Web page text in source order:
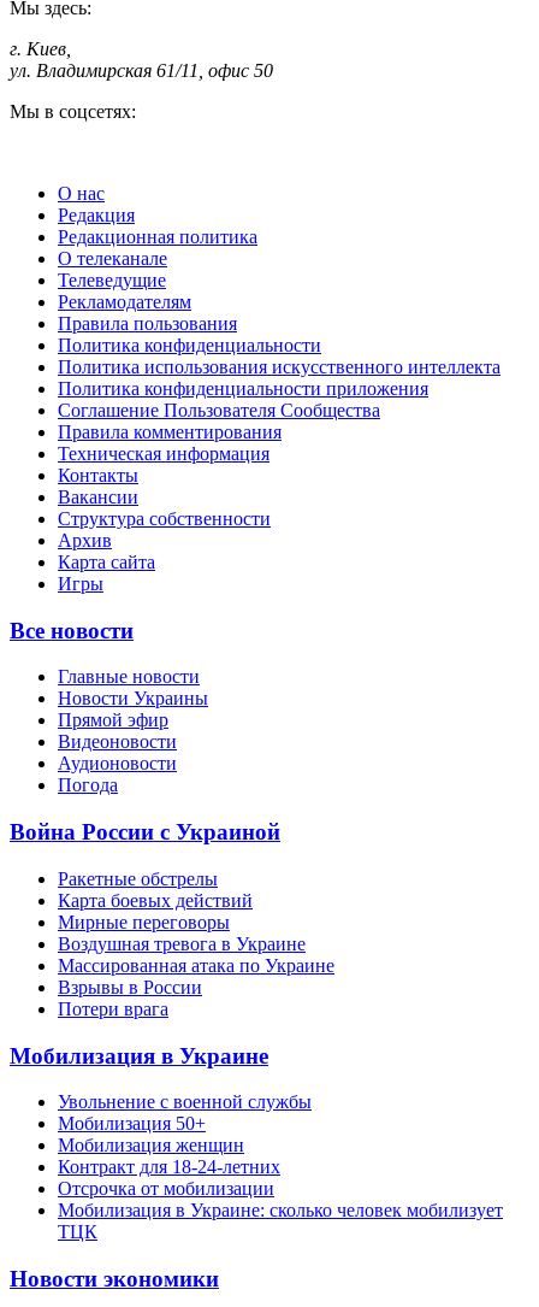
Мы здесь:
г. Киев
ул. Владимирская 61/11, офис 50
Мы в соцсетях:
О нас
Редакция
Редакционная политика
О телеканале
Телеведущие
Рекламодателям
Правила пользования
Политика конфиденциальности
Политика использования искусственного интеллекта
Политика конфиденциальности приложения
Соглашение Пользователя Сообщества
Правила комментирования
Техническая информация
Контакты
Вакансии
Структура собственности
Архив
Карта сайта
Игры
Все новости
Главные новости
Новости Украины
Прямой эфир
Видеоновости
Аудионовости
Погода
Война России с Украиной
Ракетные обстрелы
Карта боевых действий
Мирные переговоры
Воздушная тревога в Украине
Массированная атака по Украине
Взрывы в России
Потери врага
Мобилизация в Украине
Увольнение с военной службы
Мобилизация 50+
Мобилизация женщин
Контракт для 18-24-летних
Отсрочка от мобилизации
Мобилизация в Украине: сколько человек мобилизует
ТЦК
Новости экономики